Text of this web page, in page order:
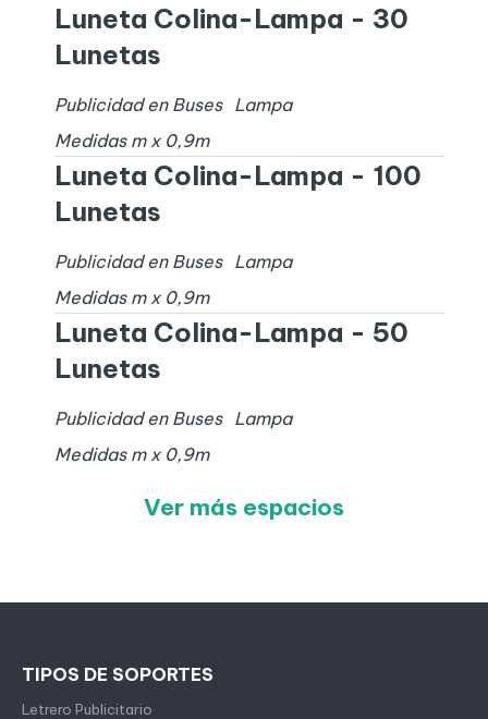
Luneta Colina-Lampa - 30
Lunetas
Publicidad en Buses
Lampa
Medidas m x 0,9m
Luneta Colina-Lampa - 100
Lunetas
Publicidad en Buses
Lampa
Medidas m x 0,9m
Luneta Colina-Lampa - 50
Lunetas
Publicidad en Buses
Lampa
Medidas m x 0,9m
Ver más espacios
TIPOS DE SOPORTES
Letrero Publicitario